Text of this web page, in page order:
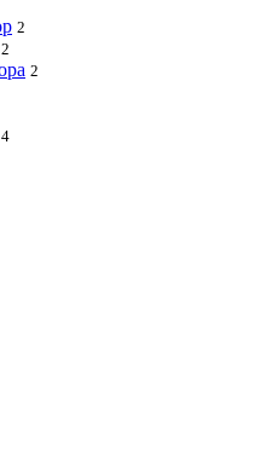
2
2
2
4